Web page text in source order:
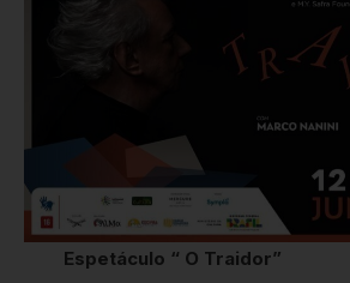
Espetáculo “ O Traidor”